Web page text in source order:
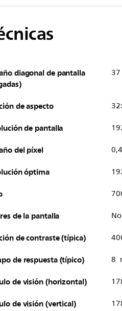
diagonal de pantalla
de aspecto
de pantalla
del píxel
óptima
de la pantalla
de contraste (típica)
de respuesta (típico) 8
de visión (horizontal)
de visión (vertical)